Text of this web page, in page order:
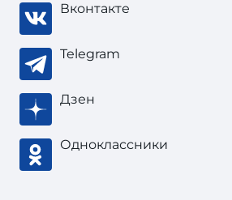
Вконтакте
Telegram
Дзен
Одноклассники